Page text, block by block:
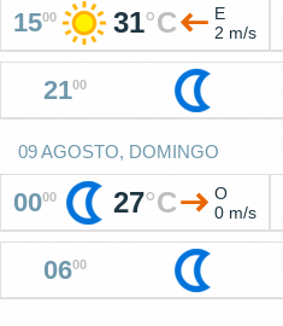
1500 31°C
E
2 m/s
2100
09 AGOSTO, DOMINGO
0000 27°C
O
0 m/s
0600